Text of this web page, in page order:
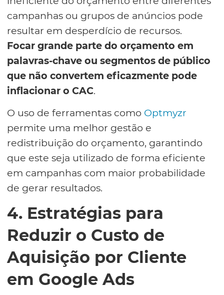
campanhas ou grupos de anúncios pode
resultar em desperdício de recursos.
Focar grande parte do orçamento em
palavras-chave ou segmentos de público
que não convertem eficazmente pode
inflacionar o CAC.
O uso de ferramentas como Optmyzr
permite uma melhor gestão e
redistribuição do orçamento, garantindo
que este seja utilizado de forma eficiente
em campanhas com maior probabilidade
de gerar resultados.
4. Estratégias para
Reduzir o Custo de
Aquisição por Cliente
em Google Ads